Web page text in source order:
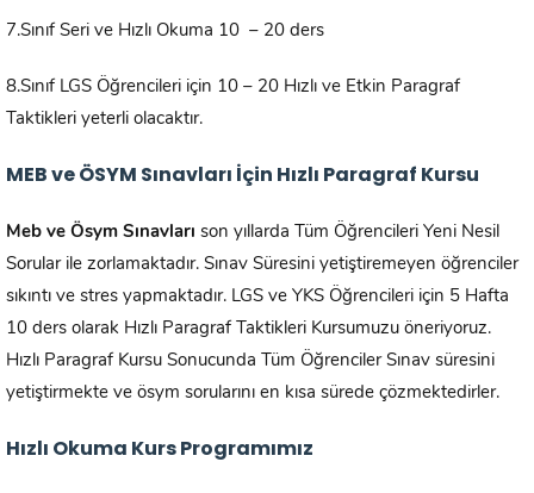
7.Sınıf Seri ve Hızlı Okuma 10 – 20 ders
8.Sınıf LGS Öğrencileri için 10 – 20 Hızlı ve Etkin Paragraf
Taktikleri yeterli olacaktır.
MEB ve ÖSYM Sınavları İçin Hızlı Paragraf Kursu
Meb ve Ösym Sınavları son yıllarda Tüm Öğrencileri Yeni Nesil
Sorular ile zorlamaktadır. Sınav Süresini yetiştiremeyen öğrenciler
sıkıntı ve stres yapmaktadır. LGS ve YKS Öğrencileri için 5 Hafta
10 ders olarak Hızlı Paragraf Taktikleri Kursumuzu öneriyoruz.
Hızlı Paragraf Kursu Sonucunda Tüm Öğrenciler Sınav süresini
yetiştirmekte ve ösym sorularını en kısa sürede çözmektedirler.
Hızlı Okuma Kurs Programımız